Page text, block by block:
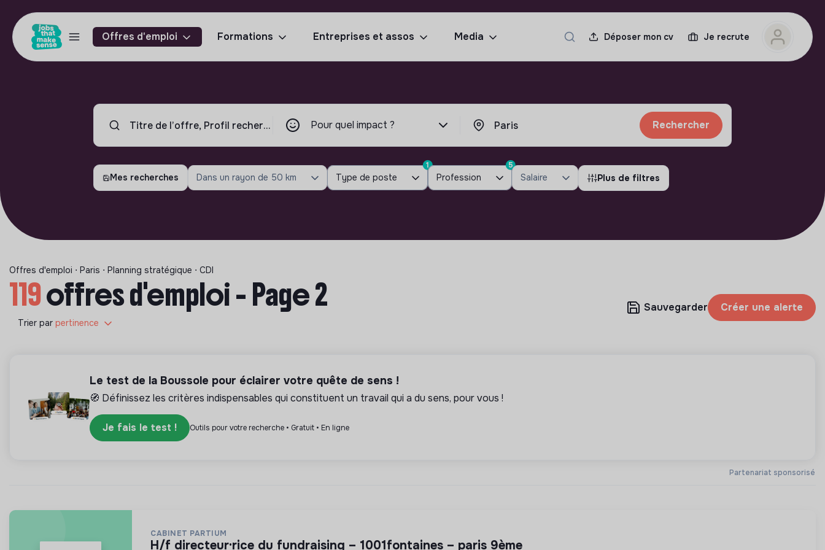
Offres d'emploi Formations Entreprises et assos Media Déposer mon cv Je recrute
Pour quel impact ? Rechercher
Mes recherches Dans un rayon de 50 km Type de poste
1
Profession
5
Salaire Plus de filtres
Offres d'emploi ⋅ Paris ⋅ Planning stratégique ⋅ CDI
119offres d'emploi - Page 2
Trier par pertinence
Sauvegarder Créer une alerte
Partenariat sponsorisé
Le test de la Boussole pour éclairer votre quête de sens !
🧭 Définissez les critères indispensables qui constituent un travail qui a du sens, pour vous !
Je fais le test ! Outils pour votre recherche • Gratuit • En ligne
CABINET PARTIUM
h/f directeur·rice du fundraising – 1001fontaines – paris 9ème